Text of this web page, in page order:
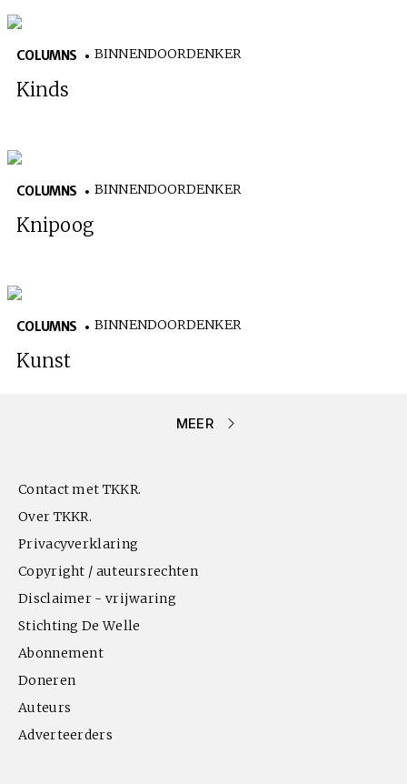
COLUMNS BINNENDOORDENKER
Kinds
COLUMNS BINNENDOORDENKER
Knipoog
COLUMNS BINNENDOORDENKER
Kunst
MEER
Contact met TKKR.
Over TKKR.
Privacyverklaring
Copyright / auteursrechten
Disclaimer - vrijwaring
Stichting De Welle
Abonnement
Doneren
Auteurs
Adverteerders